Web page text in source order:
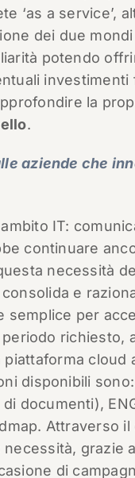
‘as a service’,
dei due
potendo
investimenti
la
.
aziende che
IT:
continuare
necessità
e
semplice per
richiesto,
piattaforma cloud
disponibili sono:
documenti),
Attraverso il
grazie
di